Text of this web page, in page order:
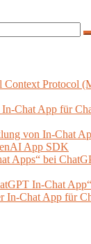
Context Protocol
In-Chat App für
von In-Chat
App SDK
Apps“ bei
In-Chat
In-Chat App für